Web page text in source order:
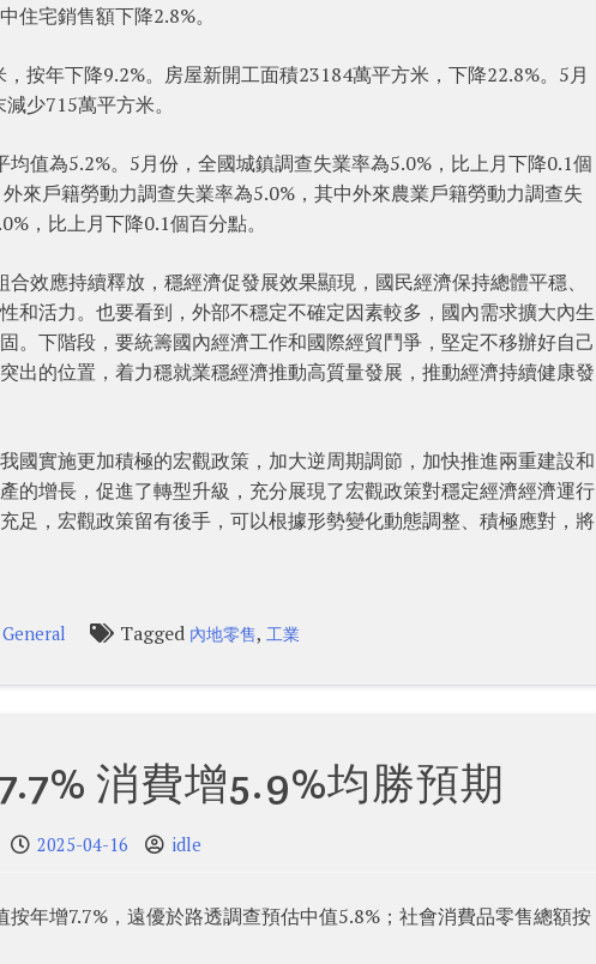
住宅銷售額下降2.8%。
按年下降9.2%。房屋新開工面積23184萬平方米，下降22.8%。5月
少715萬平方米。
值為5.2%。5月份，全國城鎮調查失業率為5.0%，比上月下降0.1個
來戶籍勞動力調查失業率為5.0%，其中外來農業戶籍勞動力調查失
，比上月下降0.1個百分點。
效應持續釋放，穩經濟促發展效果顯現，國民經濟保持總體平穩、
和活力。也要看到，外部不穩定不確定因素較多，國內需求擴大內生
。下階段，要統籌國內經濟工作和國際經貿鬥爭，堅定不移辦好自己
出的位置，着力穩就業穩經濟推動高質量發展，推動經濟持續健康發
國實施更加積極的宏觀政策，加大逆周期調節，加快推進兩重建設和
的增長，促進了轉型升級，充分展現了宏觀政策對穩定經濟經濟運行
足，宏觀政策留有後手，可以根據形勢變化動態調整、積極應對，將
General Tagged 內地零售,工業
消費增5.9%均勝預期
2025-04-16 idle
年增7.7%，遠優於路透調查預估中值5.8%；社會消費品零售總額按